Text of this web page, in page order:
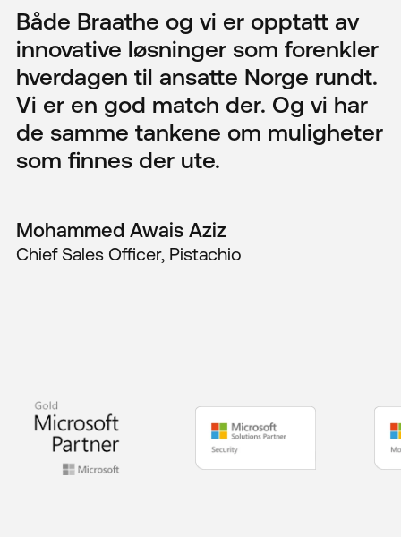
Både Braathe og vi er opptatt av
innovative løsninger som forenkler
hverdagen til ansatte Norge rundt.
Vi er en god match der. Og vi har
de samme tankene om muligheter
som finnes der ute.
Mohammed Awais Aziz
Chief Sales Officer, Pistachio